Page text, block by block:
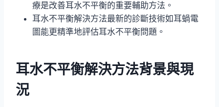
療是改善耳水不平衡的重要輔助方法。
耳水不平衡解決方法最新的診斷技術如耳蝸電
圖能更精準地評估耳水不平衡問題。
耳水不平衡解決方法背景與現
況